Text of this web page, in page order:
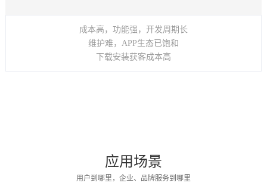
成本高，功能强，开发周期长
维护难，APP生态已饱和
下载安装获客成本高
应用场景
用户到哪里，企业、品牌服务到哪里